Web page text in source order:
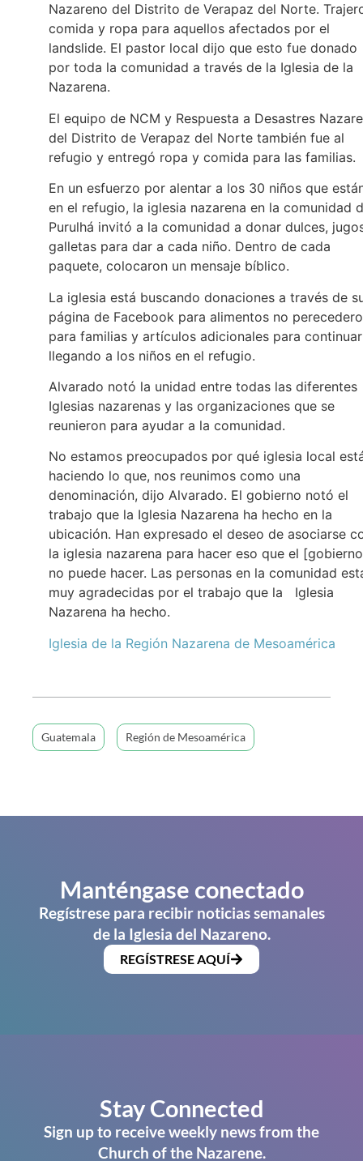
Nazareno del Distrito de Verapaz del Norte.
comida y ropa para aquellos afectados por el
landslide. El pastor local dijo que esto fue donado
por toda la comunidad a través de la Iglesia de la
Nazarena.
El equipo de NCM y Respuesta a Desastres
del Distrito de Verapaz del Norte también fue al
refugio y entregó ropa y comida para las familias.
En un esfuerzo por alentar a los 30 niños que
en el refugio, la iglesia nazarena en la comunidad
Purulhá invitó a la comunidad a donar dulces,
galletas para dar a cada niño. Dentro de cada
paquete, colocaron un mensaje bíblico.
La iglesia está buscando donaciones a través de
página de Facebook para alimentos no
para familias y artículos adicionales para continuar
llegando a los niños en el refugio.
Alvarado notó la unidad entre todas las diferentes
Iglesias nazarenas y las organizaciones que se
reunieron para ayudar a la comunidad.
No estamos preocupados por qué iglesia local
haciendo lo que, nos reunimos como una
denominación, dijo Alvarado. El gobierno notó el
trabajo que la Iglesia Nazarena ha hecho en la
ubicación. Han expresado el deseo de asociarse
la iglesia nazarena para hacer eso que el
no puede hacer. Las personas en la comunidad
muy agradecidas por el trabajo que la Iglesia
Nazarena ha hecho.
Iglesia de la Región Nazarena de Mesoamérica
Guatemala Región de Mesoamérica
Manténgase conectado
Regístrese para recibir noticias semanales
de la Iglesia del Nazareno.
REGÍSTRESE AQUÍ
Stay Connected
Sign up to receive weekly news from the
Church of the Nazarene.